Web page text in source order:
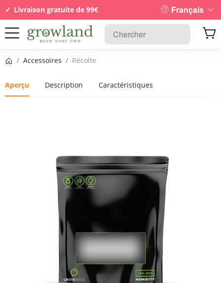
Livraison gratuite de 99€ Français
Page d’accueil
/ Accessoires / Récolte
Aperçu Description Caractéristiques